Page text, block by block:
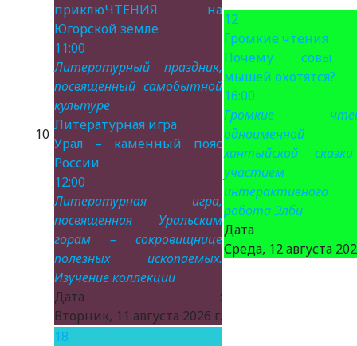
10
приклюЧТЕНИЯ на
Югорской земле
11:00
Литературный праздник,
посвященный самобытной
культуре
Литературная игра
Урал – каменный пояс
России
12:00
Литературная игра,
посвященная Уральским
горам – сокровищнице
полезных ископаемых.
Изучение коллекции
Дата :
Вторник, 11 августа 2026 г.
12
Громкие чтения
Почему совы
мышей охотятся?
16:00
Громкие
одноименной
хантыйской
участием
интерактивного
робота Элби
Дата
Среда, 12 августа
18